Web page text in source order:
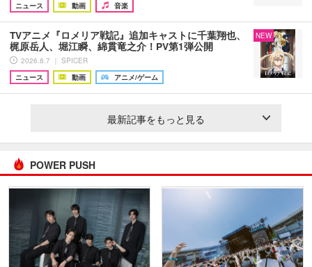
ニュース
動画 音楽
TVアニメ『ロメリア戦記』追加キャストに千葉翔也、
梶原岳人、堀江瞬、綿貫竜之介！PV第1弾公開
2026.8.7 ｜ SPICER
ニュース
動画 アニメ/ゲーム
NEW
最新記事をもっと見る
POWER PUSH